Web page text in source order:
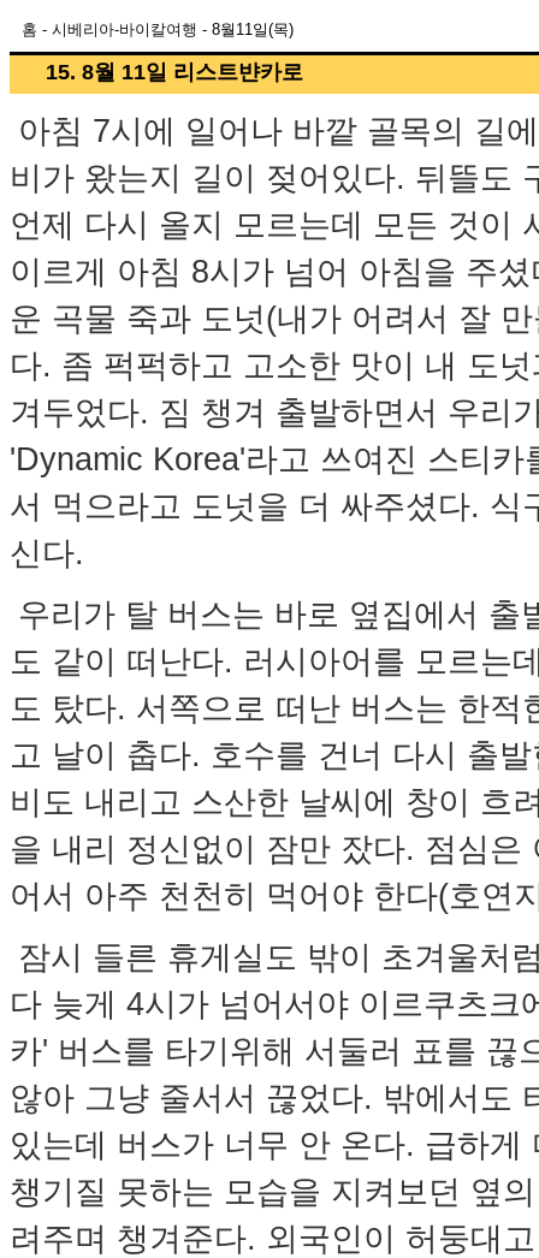
홈 - 시베리아-바이칼여행 - 8월11일(목)
15. 8월 11일 리스트뱐카로
아침 7시에 일어나 바깥 골목의 길
비가 왔는지 길이 젖어있다. 뒤뜰도
언제 다시 올지 모르는데 모든 것이
이르게 아침 8시가 넘어 아침을 주
운 곡물 죽과 도넛(내가 어려서 잘
다. 좀 퍽퍽하고 고소한 맛이 내 도
겨두었다. 짐 챙겨 출발하면서 우리
'Dynamic Korea'라고 쓰여진 스티
서 먹으라고 도넛을 더 싸주셨다.
신다.
우리가 탈 버스는 바로 옆집에서
도 같이 떠난다. 러시아어를 모르는
도 탔다. 서쪽으로 떠난 버스는 한
고 날이 춥다. 호수를 건너 다시 출
비도 내리고 스산한 날씨에 창이 흐
을 내리 정신없이 잠만 잤다. 점심
어서 아주 천천히 먹어야 한다(호연
잠시 들른 휴게실도 밖이 초겨울처
다 늦게 4시가 넘어서야 이르쿠츠
카' 버스를 타기위해 서둘러 표를 끊
않아 그냥 줄서서 끊었다. 밖에서도
있는데 버스가 너무 안 온다. 급하
챙기질 못하는 모습을 지켜보던 옆
려주며 챙겨준다. 외국인이 허둥대